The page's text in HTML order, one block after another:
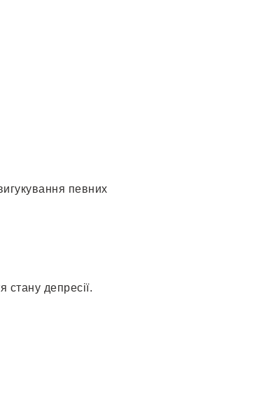
певних
стану депресії.